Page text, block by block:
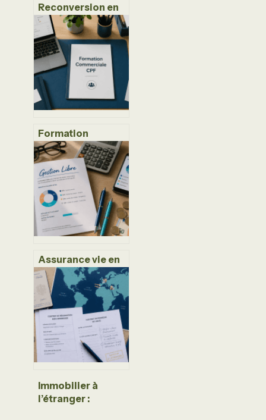
Reconversion en
ostéopathie : 5
ans d’études, 40
000 €
d’investissement
et une nouvelle vie
professionnelle
Formation
commerciale CPF
: 115 000
recrutements et
les étapes pour
réussir votre
reconversion
Assurance vie en
gestion libre :
comment piloter
votre capital et
réduire vos frais
Immobilier à
l’étranger :